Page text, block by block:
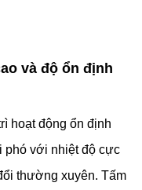
và độ ổn định
hoạt động ổn định
phó với nhiệt độ cực
thường xuyên. Tấm